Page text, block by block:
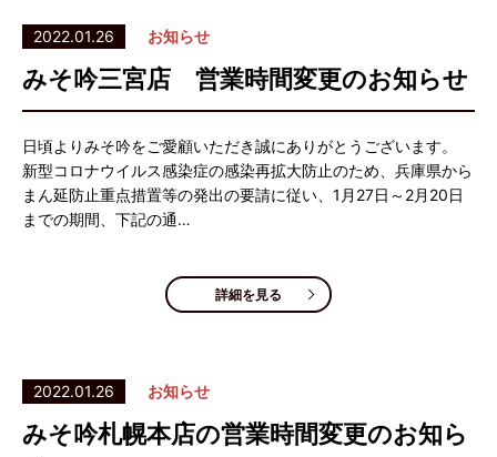
2022.01.26 お知らせ
みそ吟三宮店 営業時間変更のお知らせ
日頃よりみそ吟をご愛顧いただき誠にありがとうございます。
新型コロナウイルス感染症の感染再拡大防止のため、兵庫県から
まん延防止重点措置等の発出の要請に従い、1月27日～2月20日
までの期間、下記の通…
詳細を見る
2022.01.26 お知らせ
みそ吟札幌本店の営業時間変更のお知ら